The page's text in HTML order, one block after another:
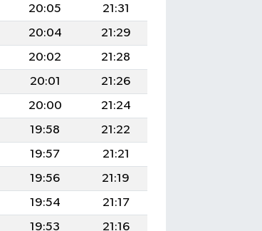
20:05
21:31
20:04
21:29
20:02
21:28
20:01
21:26
20:00
21:24
19:58
21:22
19:57
21:21
19:56
21:19
19:54
21:17
19:53
21:16